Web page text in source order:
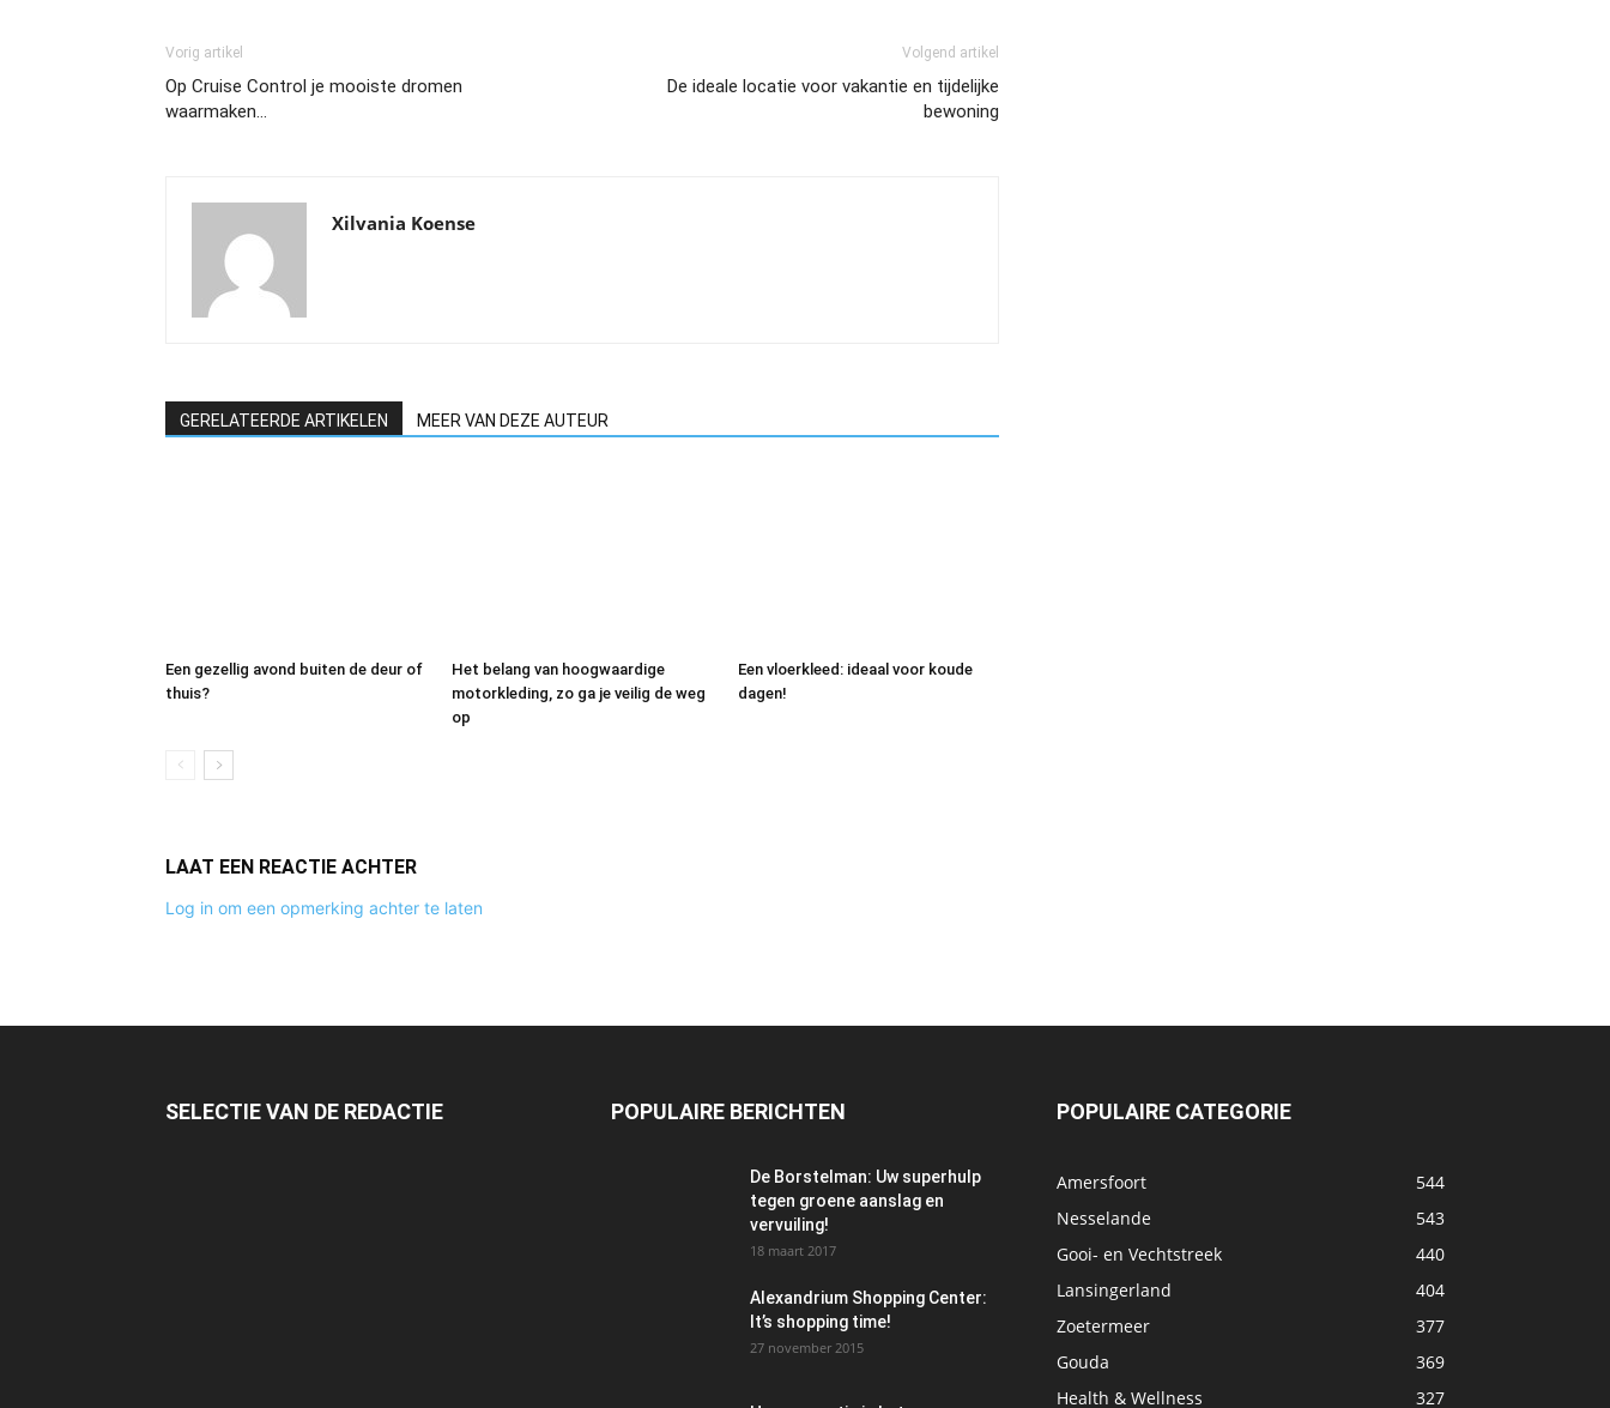
Vorig artikel
Op Cruise Control je mooiste dromen
waarmaken…
Volgend artikel
De ideale locatie voor vakantie en tijdelijke
bewoning
Xilvania Koense
GERELATEERDE ARTIKELEN MEER VAN DEZE AUTEUR
Een gezellig avond buiten de deur of
thuis?
Het belang van hoogwaardige
motorkleding, zo ga je veilig de weg
op
Een vloerkleed: ideaal voor koude
dagen!
LAAT EEN REACTIE ACHTER
Log in om een opmerking achter te laten
SELECTIE VAN DE REDACTIE POPULAIRE BERICHTEN
De Borstelman: Uw superhulp
tegen groene aanslag en
vervuiling!
18 maart 2017
Alexandrium Shopping Center:
It’s shopping time!
27 november 2015
POPULAIRE CATEGORIE
Amersfoort
544
Nesselande
543
Gooi- en Vechtstreek
440
Lansingerland
404
Zoetermeer
377
Gouda
369
Health & Wellness
327